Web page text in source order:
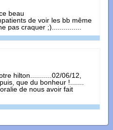
de voir les bb même
pas craquer ;)...............
que du bonheur !.......
de nous avoir fait